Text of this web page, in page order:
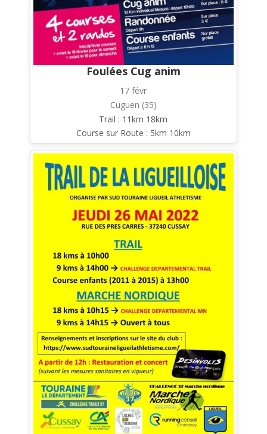
Foulées Cug anim
17 févr
Cuguen (35)
Trail : 11km 18km
Course sur Route : 5km 10km